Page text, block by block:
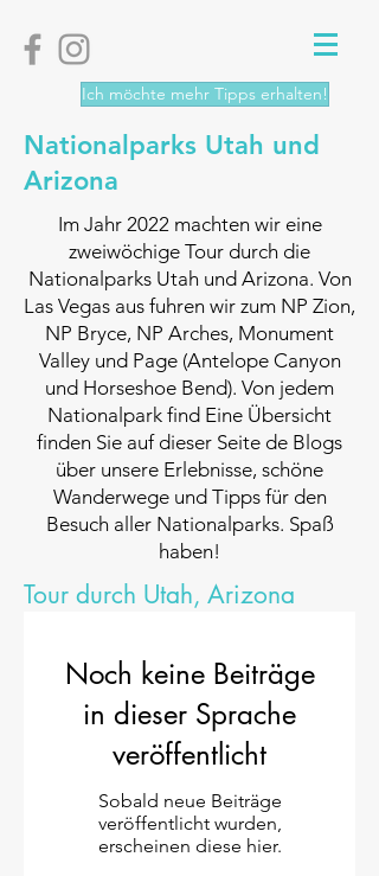
Ich möchte mehr Tipps erhalten!
Nationalparks Utah und
Arizona
Im Jahr 2022 machten wir eine
zweiwöchige Tour durch die
Nationalparks Utah und Arizona. Von
Las Vegas aus fuhren wir zum NP Zion,
NP Bryce, NP Arches, Monument
Valley und Page (Antelope Canyon
und Horseshoe Bend). Von jedem
Nationalpark find Eine Übersicht
finden Sie auf dieser Seite de Blogs
über unsere Erlebnisse, schöne
Wanderwege und Tipps für den
Besuch aller Nationalparks. Spaß
haben!
Tour durch Utah, Arizona
Noch keine Beiträge
in dieser Sprache
veröffentlicht
Sobald neue Beiträge
veröffentlicht wurden,
erscheinen diese hier.